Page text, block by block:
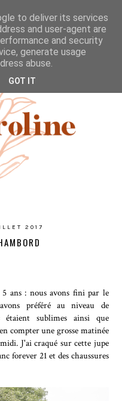
2017
ans : nous avons fini par le
préféré au niveau de
sublimes ainsi que
compter une grosse matinée
J'ai craqué sur cette jupe
forever 21 et des chaussures
to deliver its services
and user-agent are
and security
generate usage
abuse.
GOT IT